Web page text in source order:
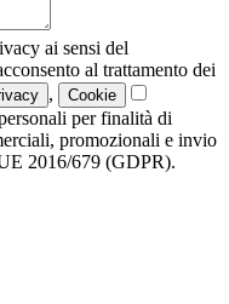
ai sensi del
al trattamento dei
, Cookie
per finalità di
promozionali e invio
2016/679 (GDPR).